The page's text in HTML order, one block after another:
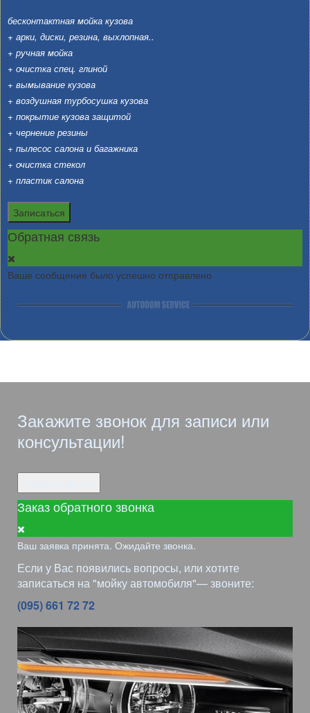
бесконтактная мойка кузова
+ арки, диски, резина, выхлопная..
+ ручная мойка
+ очистка спец. глиной
+ вымывание кузова
+ воздушная турбосушка кузова
+ покрытие кузова защитой
+ чернение резины
+ пылесос салона и багажника
+ очистка стекол
+ пластик салона
Записаться
Обратная связь
Ваше сообщение было успешно отправлено
Закажите звонок для записи или
консультации!
Заказ обратного звонка
Ваш заявка принята. Ожидайте звонка.
Если у Вас появились вопросы, или хотите
записаться на "мойку автомобиля"— звоните:
(095) 661 72 72